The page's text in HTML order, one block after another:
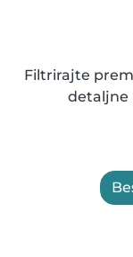
Filtrirajte
detaljne